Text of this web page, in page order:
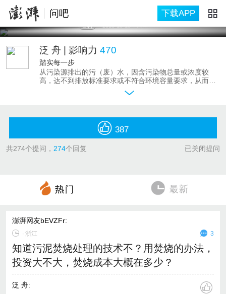
问吧 下载APP
百科 2015-10-18 河南
泛 舟 | 影响力 470
踏实每一步
从污染源排出的污（废）水，因含污染物总量或浓度较
高，达不到排放标准要求或不符合环境容量要求，从而降
低水环境质量和功能目标时，必需经过人工强化处理后方
可排入水体或城市管道。有时为了回收循环利用废水资
我从事污水处理工作九年多，在生产一线工作了五年，熟
悉污水处理的各个流程，懂得多种污水处理工艺，对污水
处理厂运营管理有一定的经验。希望通过自己的努力，做
好污水处理厂工作，实现地方污染减排，为当地的水污染
387
共274个提问， 274个回复 已关闭提问
澎湃网友bEVZFr:
∙浙江 3
知道污泥焚烧处理的技术不？用焚烧的办法，
投资大不大，焚烧成本大概在多少？
泛 舟: